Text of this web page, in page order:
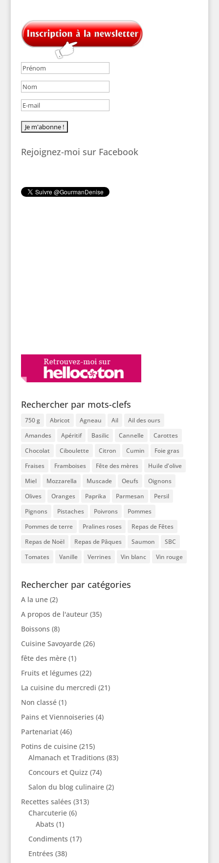
Rejoignez-moi sur Facebook
Rechercher par mots-clefs
750 g Abricot Agneau Ail
Ail des ours
Amandes
Apéritif Basilic Cannelle
Carottes
Chocolat
Ciboulette Citron Cumin
Foie gras
Fraises
Framboises Fête des mères
Huile d'olive
Miel
Mozzarella Muscade Oeufs
Oignons
Olives
Oranges Paprika Parmesan
Persil
Pignons
Pistaches Poivrons
Pommes
Pommes de terre
Pralines roses
Repas de Fêtes
Repas de Noël
Repas de Pâques Saumon
SBC
Tomates
Vanille Verrines Vin blanc Vin rouge
Rechercher par catégories
A la une(2)
A propos de l'auteur(35)
Boissons (8)
Cuisine Savoyarde(26)
fête des mère(1)
Fruits et légumes (22)
La cuisine du mercredi (21)
Non classé(1)
Pains et Viennoiseries (4)
Partenariat(46)
Potins de cuisine(215)
Almanach et Traditions (83)
Concours et Quizz (74)
Salon du blog culinaire(2)
Recettes salées (313)
Charcuterie(6)
Abats (1)
Condiments (17)
Entrées (38)